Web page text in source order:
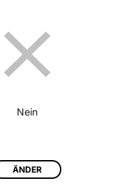
Nein
ÄNDER